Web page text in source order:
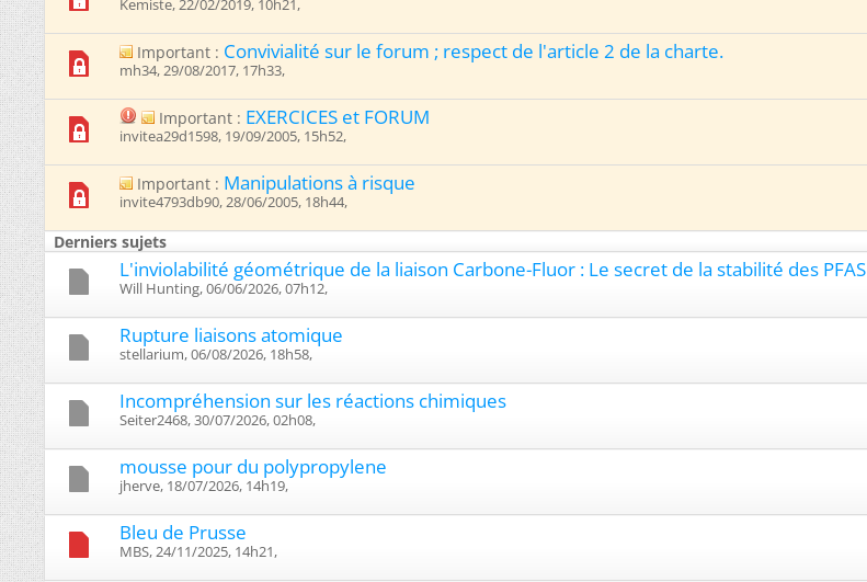
Important : Convivialité sur le forum ; respect de l'article 2 de la charte.
mh34, 29/08/2017, 17h33, ‎
Important : EXERCICES et FORUM
invitea29d1598, 19/09/2005, 15h52, ‎
Important : Manipulations à risque
invite4793db90, 28/06/2005, 18h44, ‎
Derniers sujets
L'inviolabilité géométrique de la liaison Carbone-Fluor : Le secret de la stabilité des PFAS
Will Hunting, 06/06/2026, 07h12, ‎
Rupture liaisons atomique
stellarium, 06/08/2026, 18h58, ‎
Incompréhension sur les réactions chimiques
Seiter2468, 30/07/2026, 02h08, ‎
mousse pour du polypropylene
jherve, 18/07/2026, 14h19, ‎
Bleu de Prusse
MBS, 24/11/2025, 14h21, ‎